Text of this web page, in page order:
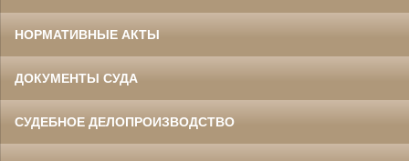
НОРМАТИВНЫЕ АКТЫ
ДОКУМЕНТЫ СУДА
СУДЕБНОЕ ДЕЛОПРОИЗВОДСТВО